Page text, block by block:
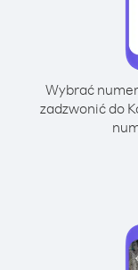
Wybrać
zadzwonić do